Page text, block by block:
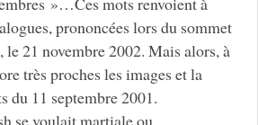
prononcées lors du sommet
le 21 novembre 2002. Mais alors, à
très proches les images et la
du 11 septembre 2001.
se voulait martiale ou